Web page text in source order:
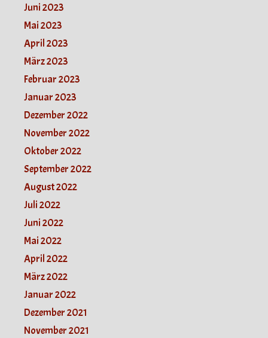
Juni 2023
Mai 2023
April 2023
März 2023
Februar 2023
Januar 2023
Dezember 2022
November 2022
Oktober 2022
September 2022
August 2022
Juli 2022
Juni 2022
Mai 2022
April 2022
März 2022
Januar 2022
Dezember 2021
November 2021